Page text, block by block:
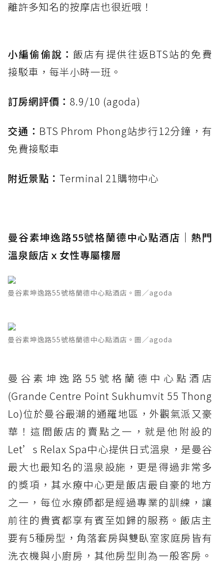
離許多知名的按摩店也很近哦！
小編偷偷說：飯店有提供往返BTS站的免費
接駁車，每半小時一班。
訂房網評價： 8.9/10 (agoda)
交通： BTS Phrom Phong站步行12分鐘，有
免費接駁車
附近景點： Terminal 21購物中心
曼谷素坤逸路55號格蘭德中心點酒店｜熱門
溫泉飯店ｘ女性專屬樓層
曼谷素坤逸路55號格蘭德中心點酒店。圖／agoda
曼谷素坤逸路55號格蘭德中心點酒店。圖／agoda
曼谷素坤逸路55號格蘭德中心點酒店
(Grande Centre Point Sukhumvit 55 Thong
Lo)位於曼谷最潮的通羅地區，外觀氣派又豪
華！這間飯店的賣點之一，就是他附設的
Let’s Relax Spa中心提供日式溫泉，是曼谷
最大也最知名的溫泉設施，更是得過非常多
的獎項，其水療中心更是飯店最自豪的地方
之一，每位水療師都是經過專業的訓練，讓
前往的貴賓都享有賓至如歸的服務。飯店主
要有5種房型，角落套房與雙臥室家庭房皆有
洗衣機與小廚房，其他房型則為一般客房。